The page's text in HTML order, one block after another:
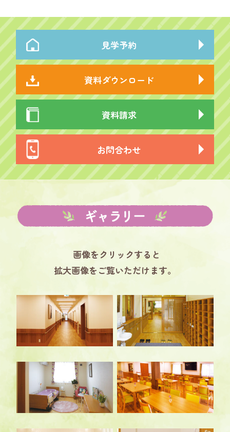
見学予約
資料ダウンロード
資料請求
お問合わせ
画像をクリックすると
拡大画像をご覧いただけます。